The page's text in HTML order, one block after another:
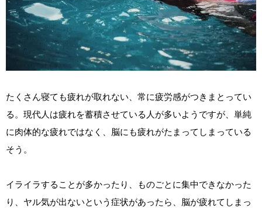
たくさん寝ても疲れが取れない、常に疲労感がつきまとってい
る。現代人は疲れを蓄積させている人が多いようですが、単純
に肉体的な疲れではなく、脳にも疲れがたまってしまっている
そう。
イライラすることが多かったり、ものごとに集中できなかった
り、ヤル気が出ないという症状があったら、脳が疲れてしまっ